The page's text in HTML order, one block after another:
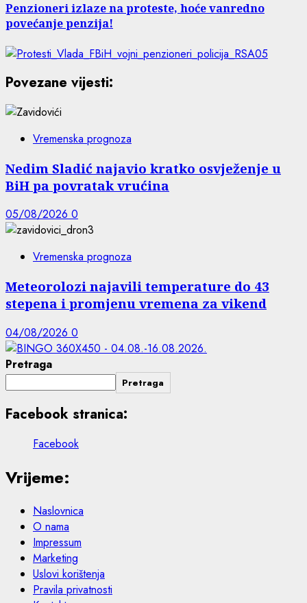
Penzioneri izlaze na proteste, hoće vanredno
povećanje penzija!
Povezane vijesti:
Vremenska prognoza
Nedim Sladić najavio kratko osvježenje u
BiH pa povratak vrućina
05/08/2026 0
Vremenska prognoza
Meteorolozi najavili temperature do 43
stepena i promjenu vremena za vikend
04/08/2026 0
Pretraga
Pretraga
Facebook stranica:
Facebook
Vrijeme:
Naslovnica
O nama
Impressum
Marketing
Uslovi korištenja
Pravila privatnosti